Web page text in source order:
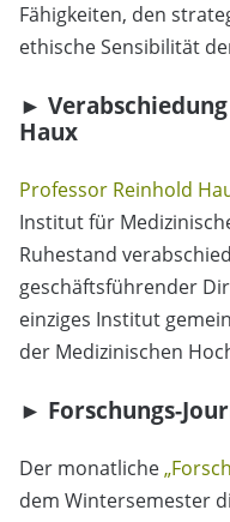
Fähigkeiten, den
ethische Sensibilität
►
Haux
Professor Reinhold
Institut für
Ruhestand
geschäftsführender
einziges Institut
der Medizinischen
► Forschungs-
Der monatliche
dem Wintersemester